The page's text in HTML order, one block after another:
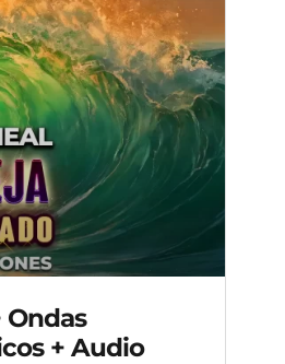
Ondas
+ Audio